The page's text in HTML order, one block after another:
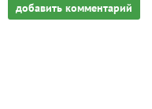
добавить комментарий